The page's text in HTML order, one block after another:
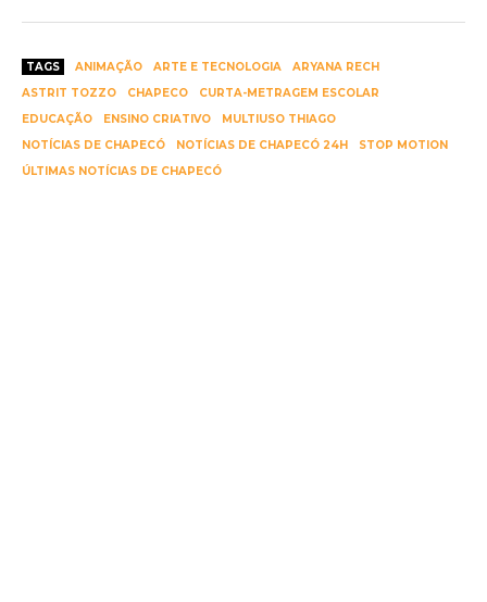
TAGS ANIMAÇÃO ARTE E TECNOLOGIA
ARYANA RECH
ASTRIT TOZZO
CHAPECO
CURTA-METRAGEM ESCOLAR
EDUCAÇÃO
ENSINO CRIATIVO
MULTIUSO THIAGO
NOTÍCIAS DE CHAPECÓ
NOTÍCIAS DE CHAPECÓ 24H
STOP MOTION
ÚLTIMAS NOTÍCIAS DE CHAPECÓ